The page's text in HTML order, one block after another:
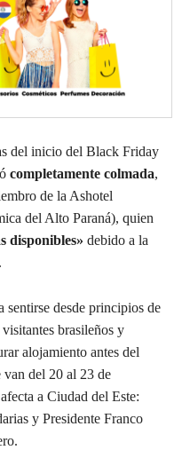
del inicio del Black Friday
completamente colmada,
de la Ashotel
del Alto Paraná), quien
disponibles» debido a la
desde principios de
brasileños y
alojamiento antes del
van del 20 al 23 de
a Ciudad del Este:
y Presidente Franco